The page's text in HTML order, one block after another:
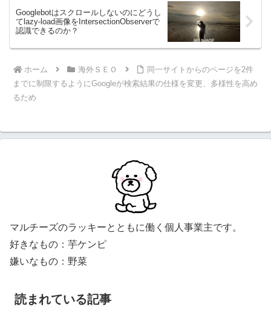
Googlebotはスクロールしないのにどうし
てlazy-load画像をIntersectionObserverで
認識できるのか？
ホーム 海外ＳＥＯ
同一サイトからのページを2件
までに制限するようにGoogleが検索結果の仕様を変更、多様性を高め
るため
マルチーズのラッキーとともに働く個人事業主です。
好きなもの：芋ケンピ
嫌いなもの：野菜
読まれている記事